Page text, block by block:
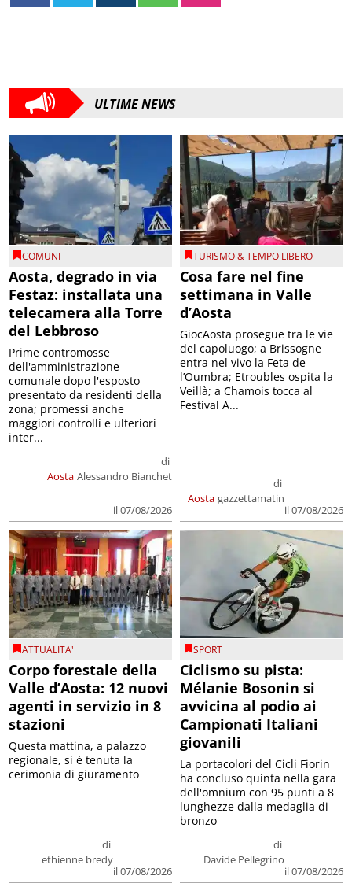
ULTIME NEWS
COMUNI
Aosta, degrado in via
Festaz: installata una
telecamera alla Torre
del Lebbroso
Aosta
di
Alessandro Bianchet
il 07/08/2026
Prime contromosse
dell'amministrazione
comunale dopo l'esposto
presentato da residenti della
zona; promessi anche
maggiori controlli e ulteriori
inter...
TURISMO & TEMPO LIBERO
Cosa fare nel fine
settimana in Valle
d’Aosta
Aosta
di
gazzettamatin
il 07/08/2026
GiocAosta prosegue tra le vie
del capoluogo; a Brissogne
entra nel vivo la Feta de
l’Oumbra; Etroubles ospita la
Veillà; a Chamois tocca al
Festival A...
ATTUALITA'
Corpo forestale della
Valle d’Aosta: 12 nuovi
agenti in servizio in 8
stazioni
di
ethienne bredy
il 07/08/2026
Questa mattina, a palazzo
regionale, si è tenuta la
cerimonia di giuramento
SPORT
Ciclismo su pista:
Mélanie Bosonin si
avvicina al podio ai
Campionati Italiani
giovanili
di
Davide Pellegrino
il 07/08/2026
La portacolori del Cicli Fiorin
ha concluso quinta nella gara
dell'omnium con 95 punti a 8
lunghezze dalla medaglia di
bronzo